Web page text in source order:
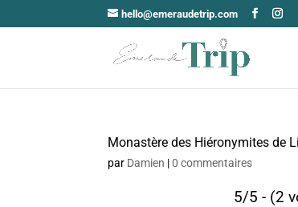
hello@emeraudetrip.com
Monastère des Hiéronymites de
par Damien |0 commentaires
5/5 - (2